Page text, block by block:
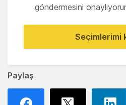
Paylaş
göndermesini
Seçimlerimi